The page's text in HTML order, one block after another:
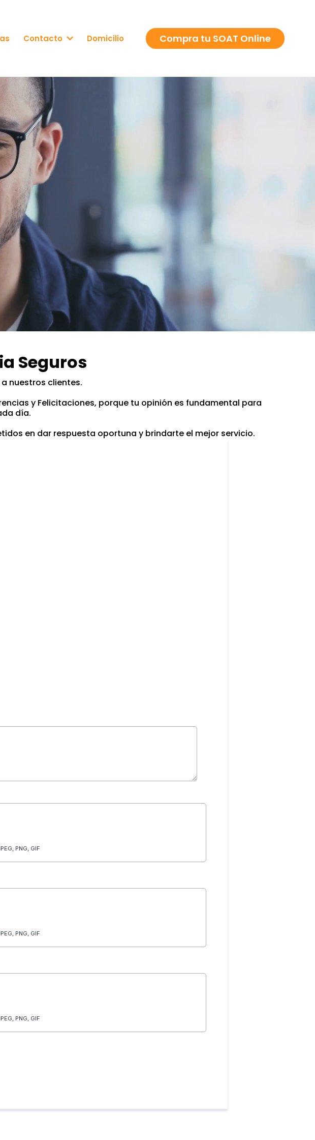
Contacto Domicilio Compra tu SOAT Online
Seguros
nuestros clientes.
y Felicitaciones, porque tu opinión es fundamental para
día.
en dar respuesta oportuna y brindarte el mejor servicio.
PNG, GIF
PNG, GIF
PNG, GIF